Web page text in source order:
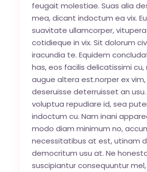
feugait molestiae. Suas alia
mea, dicant indoctum ea vix.
suavitate ullamcorper,
cotidieque in vix. Sit dolorum
iracundia te. Equidem
has, eos facilis delicatissimi cu,
augue altera est.norper ex
deseruisse deterruisset an usu.
voluptua repudiare id, sea
indoctum cu. Nam inani
modo diam minimum no,
necessitatibus at est, utinam
democritum usu at. Ne
suscipiantur consequuntur